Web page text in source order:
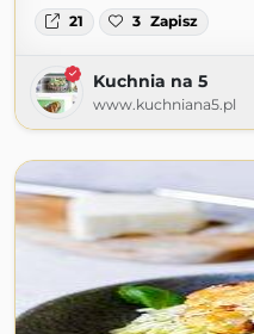
21 3 Zapisz
Kuchnia na 5
www.kuchniana5.pl